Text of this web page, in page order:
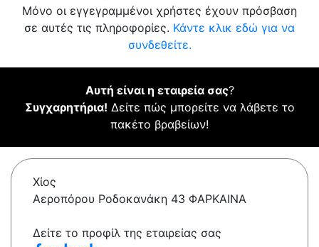
Μόνο οι εγγεγραμμένοι χρήστες έχουν πρόσβαση
σε αυτές τις πληροφορίες. Κάντε κλικ εδώ για να
συνδεθείτε.
Αυτή είναι η εταιρεία σας?
Συγχαρητήρια! Δείτε πώς μπορείτε να λάβετε το
πακέτο βραβείων!
Χίος
Αεροπόρου Ροδοκανάκη 43 ΦΑΡΚΑΙΝΑ
Δείτε το προφίλ της εταιρείας σας